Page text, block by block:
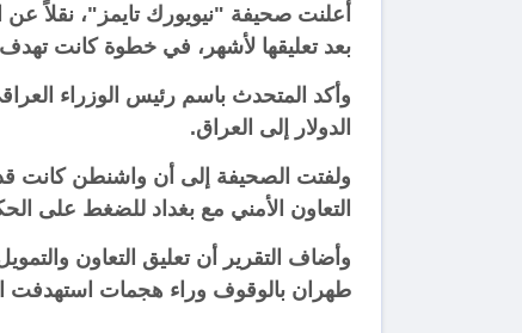
أعلنت صحيفة "نيويورك تايمز"، نقلاً عن
بعد تعليقها لأشهر، في خطوة كانت
وأكد المتحدث باسم رئيس الوزراء
الدولار إلى العراق.
التعاون الأمني مع بغداد للضغط على
وأضاف التقرير أن تعليق التعاون
طهران بالوقوف وراء هجمات استهدفت